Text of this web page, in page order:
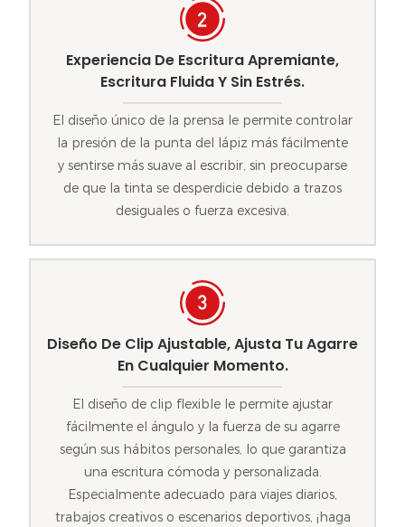
Experiencia De Escritura Apremiante,
Escritura Fluida Y Sin Estrés.
El diseño único de la prensa le permite controlar
la presión de la punta del lápiz más fácilmente
y sentirse más suave al escribir, sin preocuparse
de que la tinta se desperdicie debido a trazos
desiguales o fuerza excesiva.
Diseño De Clip Ajustable, Ajusta Tu Agarre
En Cualquier Momento.
El diseño de clip flexible le permite ajustar
fácilmente el ángulo y la fuerza de su agarre
según sus hábitos personales, lo que garantiza
una escritura cómoda y personalizada.
Especialmente adecuado para viajes diarios,
trabajos creativos o escenarios deportivos, ¡haga